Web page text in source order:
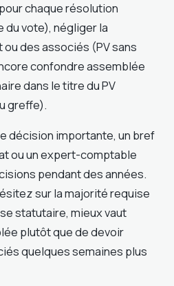
chaque résolution
vote), négliger la
des associés (PV sans
confondre assemblée
dans le titre du PV
greffe).
décision importante, un bref
ou un expert-comptable
pendant des années.
sur la majorité requise
statutaire, mieux vaut
plutôt que de devoir
quelques semaines plus